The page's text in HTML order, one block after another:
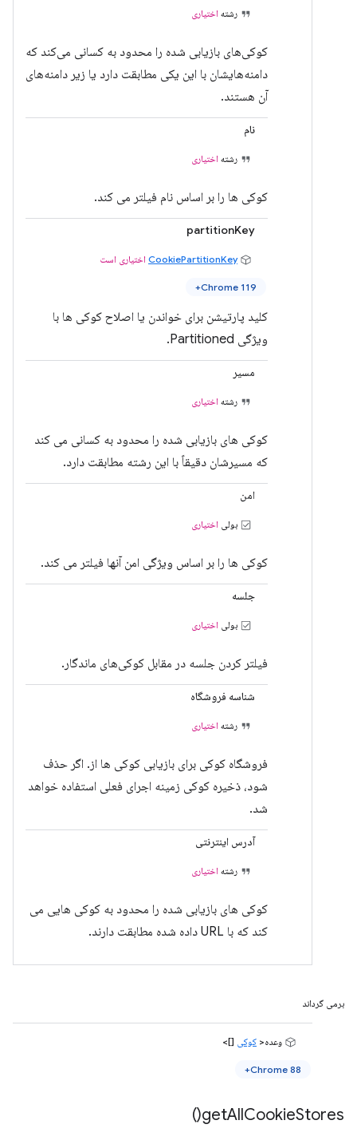
رشته اختیاری
کوکی‌های بازیابی شده را محدود به کسانی می‌کند که
دامنه‌هایشان با این یکی مطابقت دارد یا زیر دامنه‌های
آن هستند.
نام
رشته اختیاری
کوکی ها را بر اساس نام فیلتر می کند.
partitionKey
CookiePartitionKey اختیاری است
Chrome 119+
کلید پارتیشن برای خواندن یا اصلاح کوکی ها با
ویژگی Partitioned.
مسیر
رشته اختیاری
کوکی های بازیابی شده را محدود به کسانی می کند
که مسیرشان دقیقاً با این رشته مطابقت دارد.
امن
بولی اختیاری
کوکی ها را بر اساس ویژگی امن آنها فیلتر می کند.
جلسه
بولی اختیاری
فیلتر کردن جلسه در مقابل کوکی‌های ماندگار.
شناسه فروشگاه
رشته اختیاری
فروشگاه کوکی برای بازیابی کوکی ها از. اگر حذف
شود، ذخیره کوکی زمینه اجرای فعلی استفاده خواهد
شد.
آدرس اینترنتی
رشته اختیاری
کوکی های بازیابی شده را محدود به کوکی هایی می
کند که با URL داده شده مطابقت دارند.
برمی گرداند
وعده< کوکی []>
Chrome 88+
getAllCookieStores(
)